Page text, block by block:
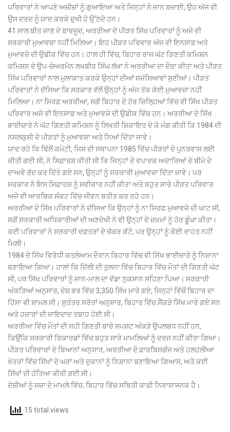
ਪਰਿਵਾਰਾਂ ਨੇ ਆਪਣੇ ਅਜ਼ੀਜ਼ਾਂ ਨੂੰ ਗੁਆਇਆ ਅਤੇ ਜਿਨ੍ਹਾਂ ਨੇ ਜਾਨ ਬਚਾਈ, ਉਹ ਅੱਜ ਵੀ
ਉਸ ਦਰਦ ਨੂੰ ਯਾਦ ਕਰਕੇ ਦੁਖੀ ਹੋ ਉੱਠਦੇ ਹਨ।
41 ਸਾਲ ਬੀਤ ਜਾਣ ਦੇ ਬਾਵਜੂਦ, ਅਰਰੀਆ ਦੇ ਪੀੜਤ ਸਿੱਖ ਪਰਿਵਾਰਾਂ ਨੂੰ ਅਜੇ ਵੀ
ਸਰਕਾਰੀ ਮੁਆਵਜ਼ਾ ਨਹੀਂ ਮਿਲਿਆ। ਇਹ ਪੀੜਤ ਪਰਿਵਾਰ ਅੱਜ ਵੀ ਇਨਸਾਫ਼ ਅਤੇ
ਮੁਆਵਜ਼ੇ ਦੀ ਉਡੀਕ ਵਿੱਚ ਹਨ। ਹਾਲ ਹੀ ਵਿੱਚ, ਬਿਹਾਰ ਰਾਜ ਘੱਟ ਗਿਣਤੀ ਕਮਿਸ਼ਨ
ਕਮਿਸ਼ਨ ਦੇ ਉਪ-ਚੇਅਰਮੈਨ ਲਖਬੀਰ ਸਿੰਘ ਲੱਖਾ ਨੇ ਅਰਰੀਆ ਦਾ ਦੌਰਾ ਕੀਤਾ ਅਤੇ ਪੀੜਤ
ਸਿੱਖ ਪਰਿਵਾਰਾਂ ਨਾਲ ਮੁਲਾਕਾਤ ਕਰਕੇ ਉਨ੍ਹਾਂ ਦੀਆਂ ਸਮੱਸਿਆਵਾਂ ਸੁਣੀਆਂ। ਪੀੜਤ
ਪਰਿਵਾਰਾਂ ਨੇ ਦੱਸਿਆ ਕਿ ਸਰਕਾਰ ਵੱਲੋਂ ਉਨ੍ਹਾਂ ਨੂੰ ਅੱਜ ਤੱਕ ਕੋਈ ਮੁਆਵਜ਼ਾ ਨਹੀਂ
ਮਿਲਿਆ। ਨਾ ਸਿਰਫ਼ ਅਰਰੀਆ, ਸਗੋਂ ਬਿਹਾਰ ਦੇ ਹੋਰ ਜ਼ਿਲ੍ਹਿਆਂ ਵਿੱਚ ਵੀ ਸਿੱਖ ਪੀੜਤ
ਪਰਿਵਾਰ ਅਜੇ ਵੀ ਇਨਸਾਫ਼ ਅਤੇ ਮੁਆਵਜ਼ੇ ਦੀ ਉਡੀਕ ਵਿੱਚ ਹਨ। ਅਰਰੀਆ ਦੇ ਸਿੱਖ
ਭਾਈਚਾਰੇ ਨੇ ਘੱਟ ਗਿਣਤੀ ਕਮਿਸ਼ਨ ਨੂੰ ਲਿਖਤੀ ਸ਼ਿਕਾਇਤ ਦੇ ਕੇ ਮੰਗ ਕੀਤੀ ਕਿ 1984 ਦੀ
ਨਸਲਕੁਸ਼ੀ ਦੇ ਪੀੜਤਾਂ ਨੂੰ ਮੁਆਵਜ਼ਾ ਅਤੇ ਨਿਆਂ ਦਿੱਤਾ ਜਾਵੇ।
ਯਾਦ ਰਹੇ ਕਿ ਢਿੱਲੋਂ ਕਮੇਟੀ, ਜਿਸ ਦੀ ਸਥਾਪਨਾ 1985 ਵਿੱਚ ਪੀੜਤਾਂ ਦੇ ਪੁਨਰਵਾਸ ਲਈ
ਕੀਤੀ ਗਈ ਸੀ, ਨੇ ਸਿਫ਼ਾਰਸ਼ ਕੀਤੀ ਸੀ ਕਿ ਜਿਨ੍ਹਾਂ ਦੇ ਵਪਾਰਕ ਅਦਾਰਿਆਂ ਦੇ ਬੀਮੇ ਦੇ
ਦਾਅਵੇ ਰੱਦ ਕਰ ਦਿੱਤੇ ਗਏ ਸਨ, ਉਨ੍ਹਾਂ ਨੂੰ ਸਰਕਾਰੀ ਮੁਆਵਜ਼ਾ ਦਿੱਤਾ ਜਾਵੇ। ਪਰ
ਸਰਕਾਰ ਨੇ ਇਸ ਸਿਫ਼ਾਰਸ਼ ਨੂੰ ਸਵੀਕਾਰ ਨਹੀਂ ਕੀਤਾ ਅਤੇ ਬਹੁਤ ਸਾਰੇ ਪੀੜਤ ਪਰਿਵਾਰ
ਅਜੇ ਵੀ ਆਰਥਿਕ ਸੰਕਟ ਵਿੱਚ ਜੀਵਨ ਬਤੀਤ ਕਰ ਰਹੇ ਹਨ।
ਅਰਰੀਆ ਦੇ ਸਿੱਖ ਪਰਿਵਾਰਾਂ ਨੇ ਦੱਸਿਆ ਕਿ ਉਨ੍ਹਾਂ ਨੂੰ ਨਾ ਸਿਰਫ਼ ਮੁਆਵਜ਼ੇ ਦੀ ਘਾਟ ਸੀ,
ਸਗੋਂ ਸਰਕਾਰੀ ਅਧਿਕਾਰੀਆਂ ਦੀ ਅਣਦੇਖੀ ਨੇ ਵੀ ਉਨ੍ਹਾਂ ਦੇ ਜ਼ਖ਼ਮਾਂ ਨੂੰ ਹੋਰ ਡੂੰਘਾ ਕੀਤਾ।
ਕਈ ਪਰਿਵਾਰਾਂ ਨੇ ਸਰਕਾਰੀ ਦਫ਼ਤਰਾਂ ਦੇ ਚੱਕਰ ਕੱਟੇ, ਪਰ ਉਨ੍ਹਾਂ ਨੂੰ ਕੋਈ ਰਾਹਤ ਨਹੀਂ
ਮਿਲੀ।
1984 ਦੇ ਸਿੱਖ ਵਿਰੋਧੀ ਕਤਲੇਆਮ ਦੌਰਾਨ ਬਿਹਾਰ ਵਿੱਚ ਵੀ ਸਿੱਖ ਭਾਈਚਾਰੇ ਨੂੰ ਨਿਸ਼ਾਨਾ
ਬਣਾਇਆ ਗਿਆ। ਹਾਲਾਂ ਕਿ ਦਿੱਲੀ ਦੀ ਤੁਲਨਾ ਵਿੱਚ ਬਿਹਾਰ ਵਿੱਚ ਮੌਤਾਂ ਦੀ ਗਿਣਤੀ ਘੱਟ
ਸੀ, ਪਰ ਸਿੱਖ ਪਰਿਵਾਰਾਂ ਨੂੰ ਜਾਨ-ਮਾਲ ਦਾ ਵੱਡਾ ਨੁਕਸਾਨ ਸਹਿਣਾ ਪਿਆ। ਸਰਕਾਰੀ
ਅੰਕੜਿਆਂ ਅਨੁਸਾਰ, ਦੇਸ਼ ਭਰ ਵਿੱਚ 3,350 ਸਿੱਖ ਮਾਰੇ ਗਏ, ਜਿਨ੍ਹਾਂ ਵਿੱਚੋਂ ਬਿਹਾਰ ਦਾ
ਹਿੱਸਾ ਵੀ ਸ਼ਾਮਲ ਸੀ। ਸੁਤੰਤਰ ਸਰੋਤਾਂ ਅਨੁਸਾਰ, ਬਿਹਾਰ ਵਿੱਚ ਸੈਂਕੜੇ ਸਿੱਖ ਮਾਰੇ ਗਏ ਸਨ
ਅਤੇ ਹਜ਼ਾਰਾਂ ਦੀ ਜਾਇਦਾਦ ਤਬਾਹ ਹੋਈ ਸੀ।
ਅਰਰੀਆ ਵਿੱਚ ਮੌਤਾਂ ਦੀ ਸਹੀ ਗਿਣਤੀ ਬਾਰੇ ਸਪਸ਼ਟ ਅੰਕੜੇ ਉਪਲਬਧ ਨਹੀਂ ਹਨ,
ਕਿਉਂਕਿ ਸਰਕਾਰੀ ਰਿਕਾਰਡਾਂ ਵਿੱਚ ਬਹੁਤ ਸਾਰੇ ਮਾਮਲਿਆਂ ਨੂੰ ਦਰਜ ਨਹੀਂ ਕੀਤਾ ਗਿਆ।
ਪੀੜਤ ਪਰਿਵਾਰਾਂ ਦੇ ਬਿਆਨਾਂ ਅਨੁਸਾਰ, ਅਰਰੀਆ ਦੇ ਫ਼ਾਰਬਿਸਗੰਜ ਅਤੇ ਹਲਹਲੀਆ
ਖੇਤਰਾਂ ਵਿੱਚ ਸਿੱਖਾਂ ਦੇ ਘਰਾਂ ਅਤੇ ਦੁਕਾਨਾਂ ਨੂੰ ਨਿਸ਼ਾਨਾ ਬਣਾਇਆ ਗਿਆਸ, ਅਤੇ ਕਈ
ਸਿੱਖਾਂ ਦੀ ਹੱਤਿਆ ਕੀਤੀ ਗਈ ਸੀ।
ਦੋਸ਼ੀਆਂ ਨੂੰ ਸਜ਼ਾ ਦੇ ਮਾਮਲੇ ਵਿੱਚ, ਬਿਹਾਰ ਵਿੱਚ ਸਥਿਤੀ ਕਾਫ਼ੀ ਨਿਰਾਸ਼ਾਜਨਕ ਹੈ।
15 total views